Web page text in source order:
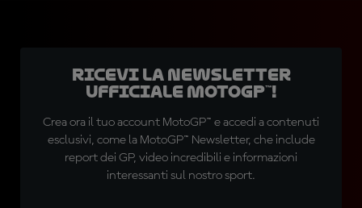
Ricevi la newsletter
ufficiale MotoGP™!
Crea ora il tuo account MotoGP™ e accedi a contenuti
esclusivi, come la MotoGP™ Newsletter, che include
report dei GP, video incredibili e informazioni
interessanti sul nostro sport.